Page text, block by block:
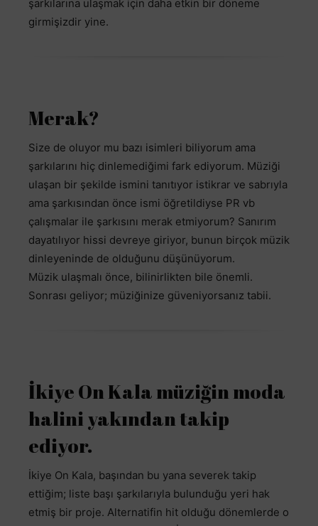
şarkılarına ulaşmak için daha etkin bir döneme
girmişizdir yine.
Merak?
Size de oluyor mu bazı isimleri biliyorum ama
şarkılarını hiç dinlemediğimi fark ediyorum. Müziği
ulaşan bir şekilde ismini tanıtıyor istikrar ve sabrıyla
ama şarkısından önce ismi öğretildiyse PR vb
çalışmalar ile şarkısını merak etmiyorum? Sanırım
dayatılıyor hissi devreye giriyor, bunun birçok müzik
dinleyeninde de olduğunu düşünüyorum.
Müzik ulaşmalı önce, bilinirlikten bile önemli.
Sonrası geliyor; müziğinize güveniyorsanız tabii.
İkiye On Kala müziğin moda
halini yakından takip
ediyor.
İkiye On Kala, başından bu yana severek takip
ettiğim; liste başı şarkılarıyla bulunduğu yeri hak
etmiş bir proje. Alternatifin hit olduğu dönemlerde o